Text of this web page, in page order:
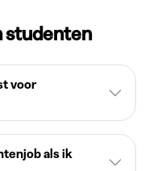
studenten
voor
als ik